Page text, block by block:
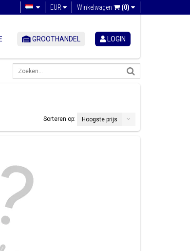
Winkelwagen (0)
EUR
GROOTHANDEL LOGIN
Sorteren op:
Hoogste prijs